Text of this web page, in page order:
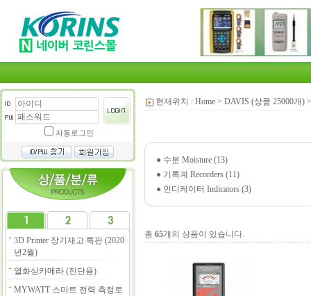
자동로그인
3D Printer 장기재고 특판 (2020
년2월)
열화상카메라 (진단용)
MYWATT 스마트 전력 측정로
현재위치 : Home > DAVIS (상품 25000개)
● 수분 Moisture (13)
● 기록계 Recorders (11)
● 인디케이터 Indicators (3)
총 65개의 상품이 있습니다.